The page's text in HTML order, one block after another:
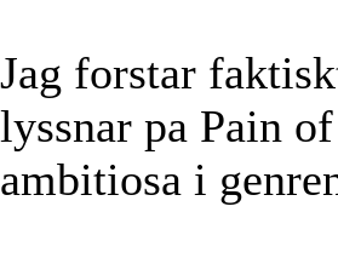
Jag forstar
lyssnar pa Pain
ambitiosa i